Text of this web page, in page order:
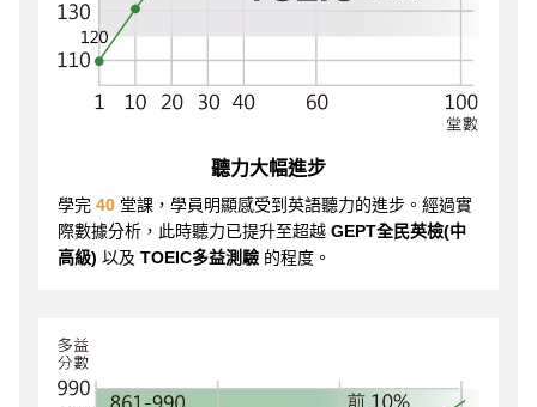
聽力大幅進步
學完 40 堂課，學員明顯感受到英語聽力的進步。經過實
際數據分析，此時聽力已提升至超越 GEPT全民英檢(中
高級) 以及 TOEIC多益測驗 的程度。